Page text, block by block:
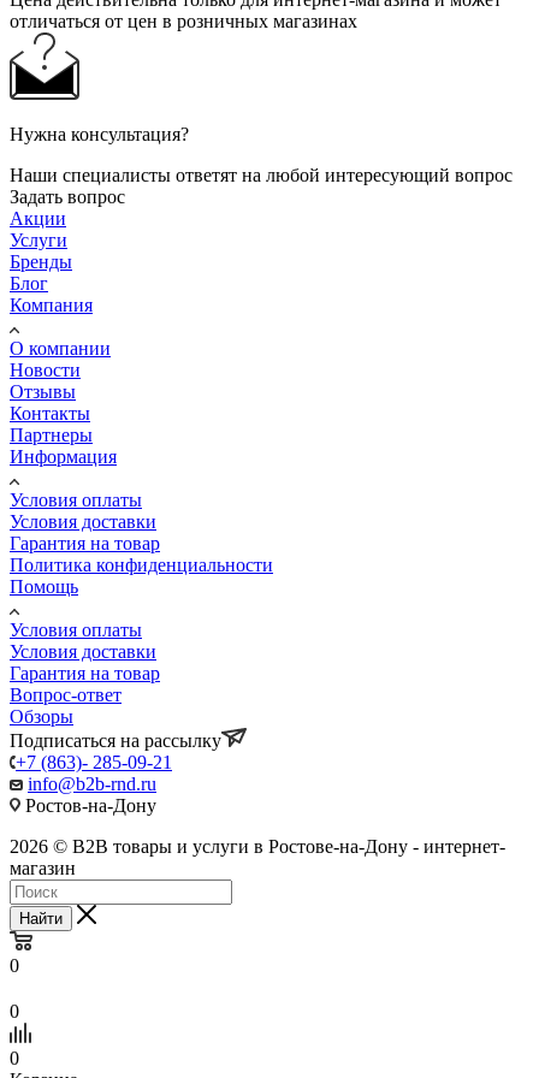
отличаться от цен в розничных магазинах
Нужна консультация?
Наши специалисты ответят на любой интересующий вопрос
Задать вопрос
Акции
Услуги
Бренды
Блог
Компания
О компании
Новости
Отзывы
Контакты
Партнеры
Информация
Условия оплаты
Условия доставки
Гарантия на товар
Политика конфиденциальности
Помощь
Условия оплаты
Условия доставки
Гарантия на товар
Вопрос-ответ
Обзоры
Подписаться на рассылку
+7 (863)- 285-09-21
info@b2b-rnd.ru
Ростов-на-Дону
2026 © B2B товары и услуги в Ростове-на-Дону - интернет-
магазин
Найти
0
0
0